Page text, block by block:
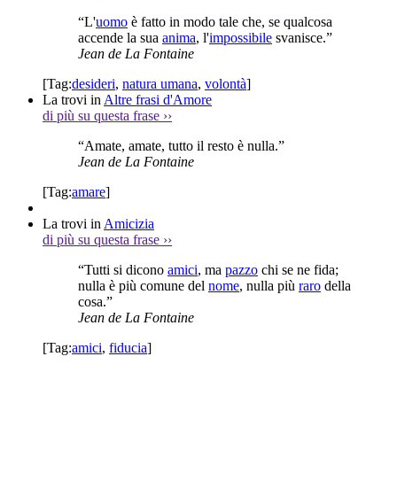
“L'uomo è fatto in modo tale che, se qualcosa
accende la sua anima, l'impossibile svanisce.”
Jean de La Fontaine
[Tag:desideri, natura umana, volontà]
La trovi in Altre frasi d'Amore
di più su questa frase ››
“Amate, amate, tutto il resto è nulla.”
Jean de La Fontaine
[Tag:amare]
La trovi in Amicizia
di più su questa frase ››
“Tutti si dicono amici, ma pazzo chi se ne fida;
nulla è più comune del nome, nulla più raro della
cosa.”
Jean de La Fontaine
[Tag:amici, fiducia]